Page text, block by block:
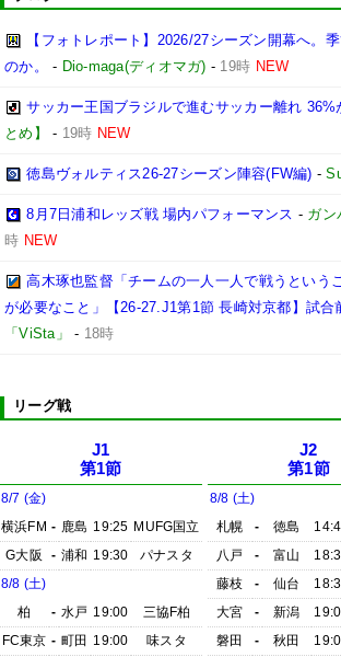
【フォトレポート】2026/27シーズン開幕へ。
のか。
- Dio-maga(ディオマガ) - 19時 NEW
サッカー王国ブラジルで進むサッカー離れ 36%
とめ】
- 19時 NEW
徳島ヴォルティス26-27シーズン陣容(FW編) -
8月7日浦和レッズ戦 場内パフォーマンス - ガン
時 NEW
高木琢也監督「チームの一人一人で戦うという
が必要なこと」【26-27.J1第1節 長崎対京都】試合
「ViSta」
- 18時
リーグ戦
J1
第1節
8/7 (金)
横浜FM - 鹿島 19:25 MUFG国立
G大阪
- 浦和 19:30
パナスタ
8/8 (土)
柏
- 水戸 19:00
三協F柏
FC東京 - 町田 19:00
味スタ
J2
第1節
8/8 (土)
札幌
- 徳島
八戸
- 富山
藤枝
- 仙台
大宮
- 新潟
磐田
- 秋田